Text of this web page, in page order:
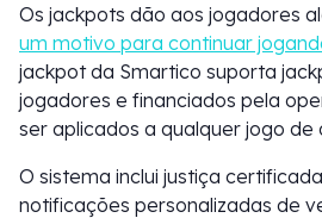
Os jackpots dão aos jogadores
um motivo para continuar
jackpot da Smartico suporta
jogadores e financiados pela
ser aplicados a qualquer jogo de
O sistema inclui justiça
notificações personalizadas de